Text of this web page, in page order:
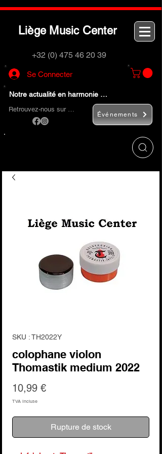
Liège M usic Center
+32 (0) 475 46 20 39
Se Connecter
Notre actualité en harmonie …
Retrouvez-nous sur …
Événements
SKU : TH2022Y
colophane violon
Thomastik medium 2022
10,99 €Prix
TVA Incluse
Rupture de stock